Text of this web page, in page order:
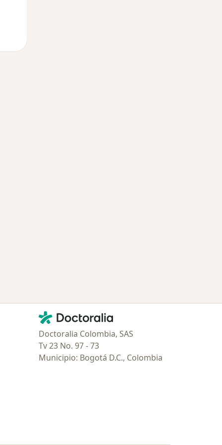
Contacto
Doctoralia - Página de inicio
Doctoralia Colombia, SAS
Tv 23 No. 97 - 73
Municipio: Bogotá D.C., Colombia